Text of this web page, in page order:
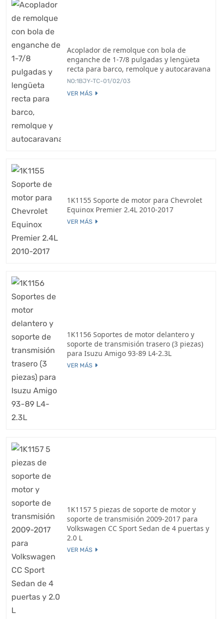
Acoplador de remolque con bola de
enganche de 1-7/8 pulgadas y lengüeta
recta para barco, remolque y autocaravana
NO:1BJY-TC-01/02/03
VER MÁS
1K1155 Soporte de motor para Chevrolet
Equinox Premier 2.4L 2010-2017
VER MÁS
1K1156 Soportes de motor delantero y
soporte de transmisión trasero (3 piezas)
para Isuzu Amigo 93-89 L4-2.3L
VER MÁS
1K1157 5 piezas de soporte de motor y
soporte de transmisión 2009-2017 para
Volkswagen CC Sport Sedan de 4 puertas y
2.0 L
VER MÁS